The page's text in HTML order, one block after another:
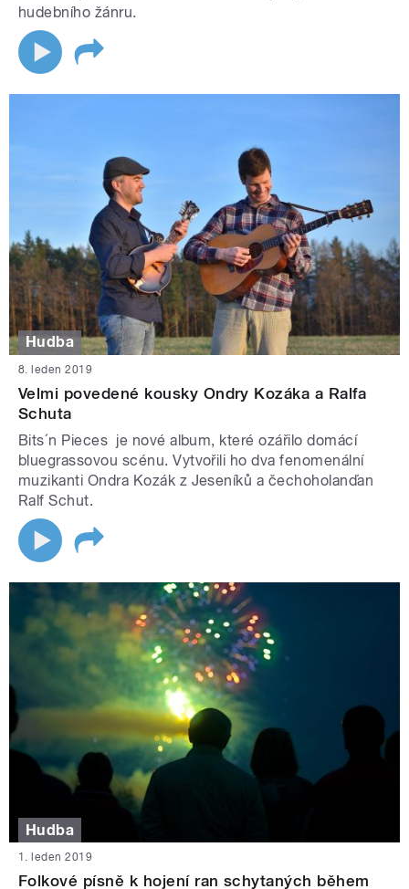
hudebního žánru.
Hudba
8. leden 2019
Velmi povedené kousky Ondry Kozáka a Ralfa
Schuta
Bits´n Pieces je nové album, které ozářilo domácí
bluegrassovou scénu. Vytvořili ho dva fenomenální
muzikanti Ondra Kozák z Jeseníků a čechoholanďan
Ralf Schut.
Hudba
1. leden 2019
Folkové písně k hojení ran schytaných během